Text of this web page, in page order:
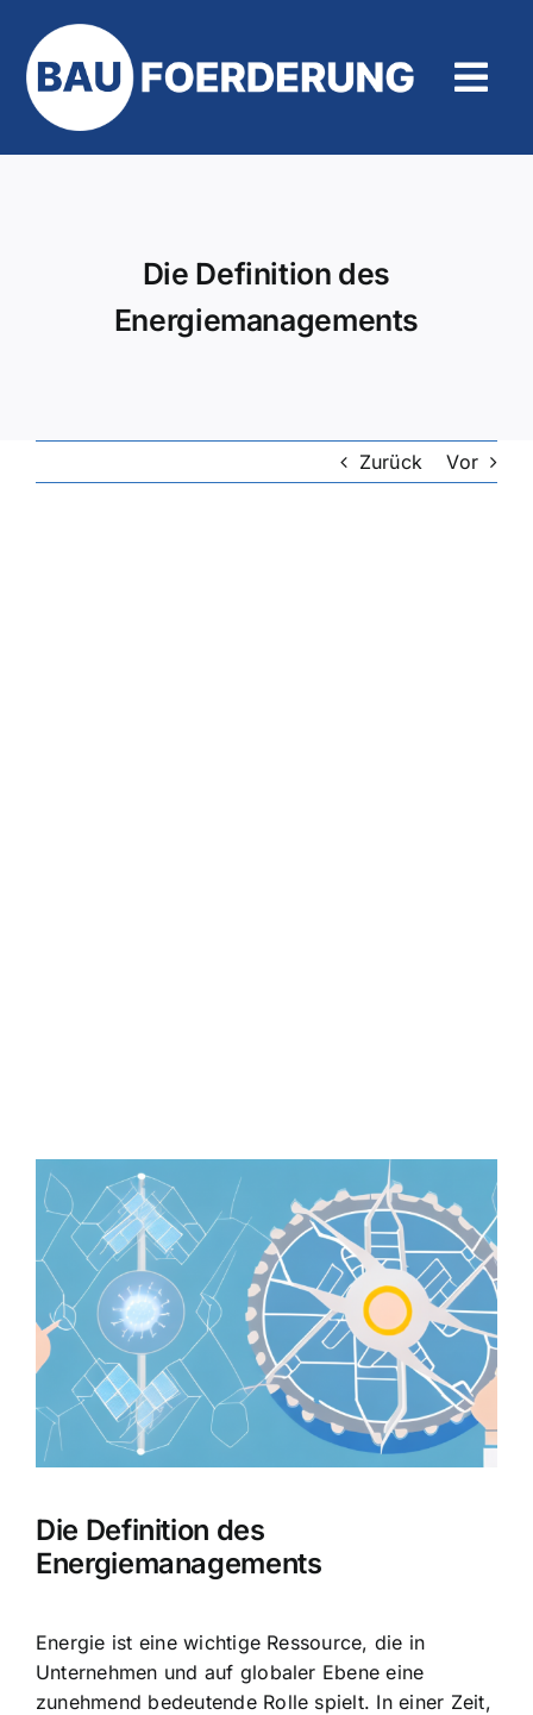
Inhalt
springen
Die Definition des
Energiemanagements
Zurück Vor
Zeige
grösseres
Bild
Die Definition des
Energiemanagements
Energie ist eine wichtige Ressource, die in
Unternehmen und auf globaler Ebene eine
zunehmend bedeutende Rolle spielt. In einer Zeit,